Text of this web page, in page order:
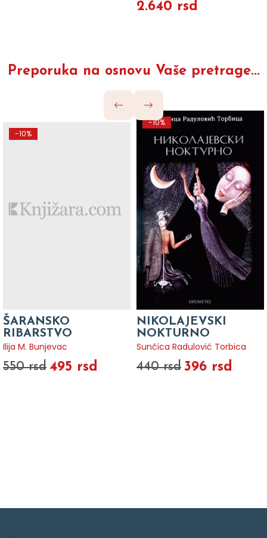
2.640 rsd
Preporuka na osnovu Vaše pretrage...
-10%
ŠARANSKO
RIBARSTVO
Ilija M. Bunjevac
550 rsd 495 rsd
-10%
NIKOLAJEVSKI
NOKTURNO
Sunčica Radulović Torbica
440 rsd 396 rsd